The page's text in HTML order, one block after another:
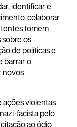
identificar e
colaborar
tomem
sobre os
de políticas e
barrar o
novos
ações violentas
facista pelo
ao ódio